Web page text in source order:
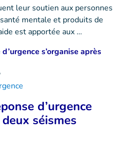
leur soutien aux personnes
mentale et produits de
est apportée aux …
d’urgence
séismes